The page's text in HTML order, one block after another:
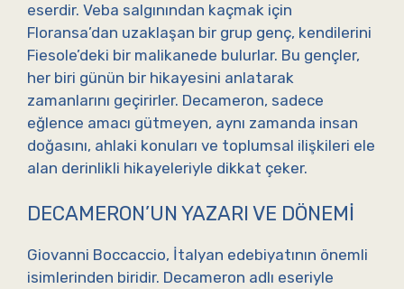
eserdir. Veba salgınından kaçmak için
Floransa’dan uzaklaşan bir grup genç, kendilerini
Fiesole’deki bir malikanede bulurlar. Bu gençler,
her biri günün bir hikayesini anlatarak
zamanlarını geçirirler. Decameron, sadece
eğlence amacı gütmeyen, aynı zamanda insan
doğasını, ahlaki konuları ve toplumsal ilişkileri ele
alan derinlikli hikayeleriyle dikkat çeker.
DECAMERON’UN YAZARI VE DÖNEMI
Giovanni Boccaccio, İtalyan edebiyatının önemli
isimlerinden biridir. Decameron adlı eseriyle